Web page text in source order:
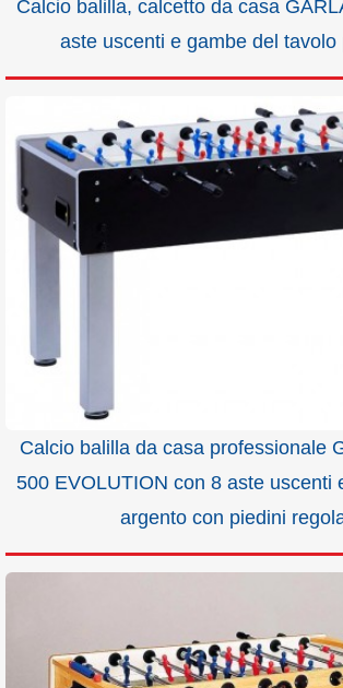
Calcio balilla, calcetto da casa
aste uscenti e gambe del tavolo
Calcio balilla da casa professionale
500 EVOLUTION con 8 aste uscenti
argento con piedini